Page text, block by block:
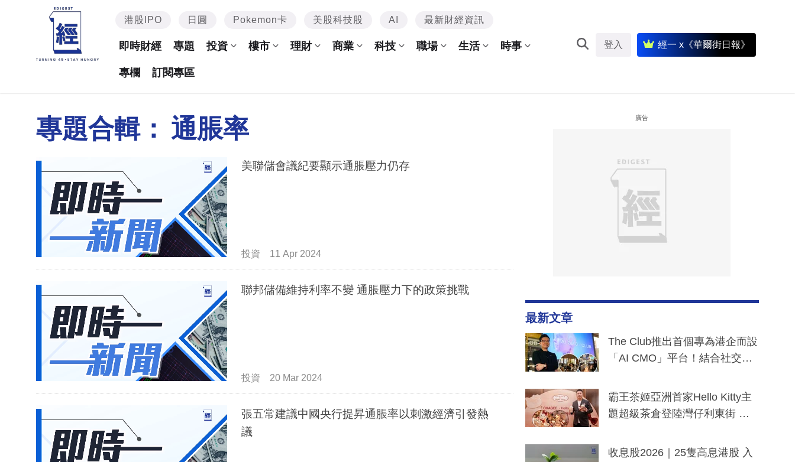
港股IPO 日圓 Pokemon卡 美股科技股 AI 最新財經資訊
即時財經 專題 投資 樓市 理財 商業 科技 職場 生活 時事
專欄 訂閱專區
登入 經一 x《華爾街日報》
專題合輯： 通脹率
美聯儲會議紀要顯示通脹壓力仍存
投資 11 Apr 2024
聯邦儲備維持利率不變 通脹壓力下的政策挑戰
投資 20 Mar 2024
張五常建議中國央行提昇通脹率以刺激經濟引發熱
議
廣告
最新文章
The Club推出首個專為港企而設
「AI CMO」平台！結合社交聆
分鐘生成「貼地」宣傳短片
霸王茶姬亞洲首家Hello Kitty主
題超級茶倉登陸灣仔利東街 推
y及香港限定特調系列
收息股2026｜25隻高息港股 入